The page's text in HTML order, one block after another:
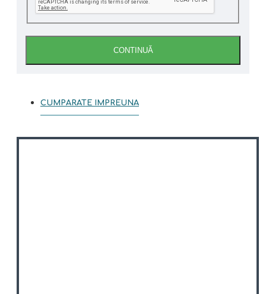
CONTINUĂ
CUMPARATE IMPREUNA